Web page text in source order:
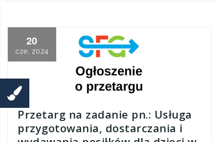
20
cze, 2024
Przetarg na zadanie pn.: Usługa
przygotowania, dostarczania i